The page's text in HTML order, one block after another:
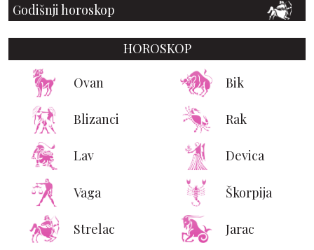
Godišnji horoskop
HOROSKOP
Ovan Bik
Blizanci Rak
Lav Devica
Vaga Škorpija
Strelac Jarac